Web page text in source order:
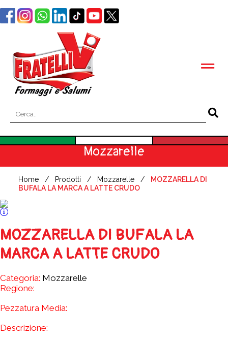
Mozzarelle
Home Prodotti Mozzarelle
MOZZARELLA DI
BUFALA LA MARCA A LATTE CRUDO
MOZZARELLA DI BUFALA LA
MARCA A LATTE CRUDO
Categoria: Mozzarelle
Regione:
Pezzatura Media:
Descrizione: